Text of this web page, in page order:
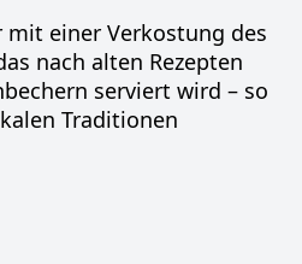
mit einer Verkostung des
nach alten Rezepten
serviert wird – so
Traditionen